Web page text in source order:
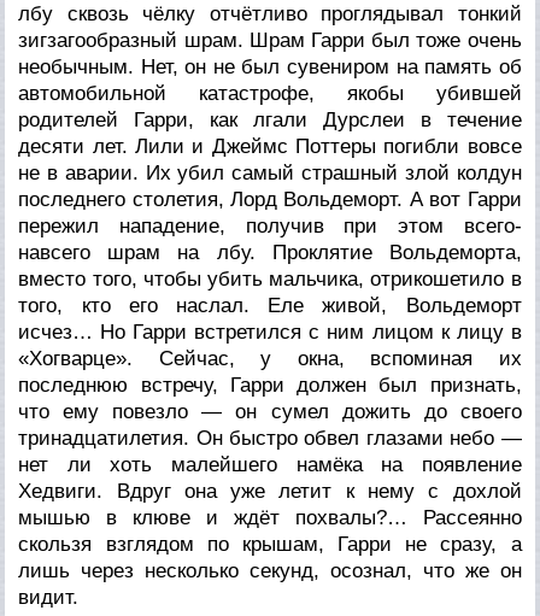
лбу сквозь чёлку отчётливо проглядывал тонкий
зигзагообразный шрам. Шрам Гарри был тоже очень
необычным. Нет, он не был сувениром на память об
автомобильной катастрофе, якобы убившей
родителей Гарри, как лгали Дурслеи в течение
десяти лет. Лили и Джеймс Поттеры погибли вовсе
не в аварии. Их убил самый страшный злой колдун
последнего столетия, Лорд Вольдеморт. А вот Гарри
пережил нападение, получив при этом всего-
навсего шрам на лбу. Проклятие Вольдеморта,
вместо того, чтобы убить мальчика, отрикошетило в
того, кто его наслал. Еле живой, Вольдеморт
исчез… Но Гарри встретился с ним лицом к лицу в
«Хогварце». Сейчас, у окна, вспоминая их
последнюю встречу, Гарри должен был признать,
что ему повезло — он сумел дожить до своего
тринадцатилетия. Он быстро обвел глазами небо —
нет ли хоть малейшего намёка на появление
Хедвиги. Вдруг она уже летит к нему с дохлой
мышью в клюве и ждёт похвалы?… Рассеянно
скользя взглядом по крышам, Гарри не сразу, а
лишь через несколько секунд, осознал, что же он
видит.